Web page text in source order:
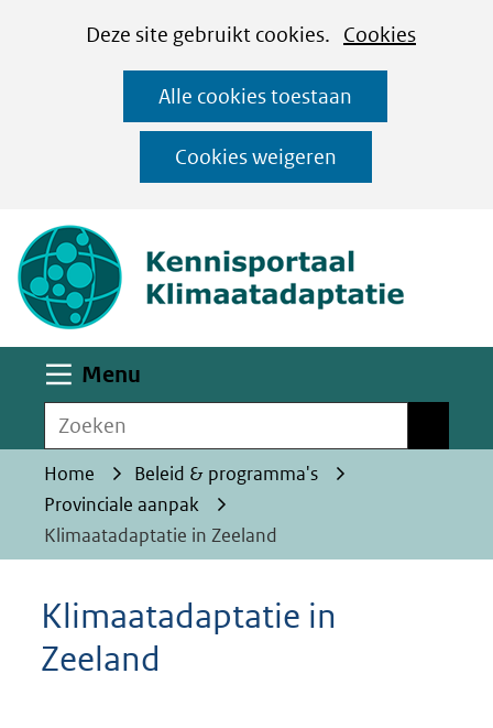
CookiesDeze site gebruikt cookies. Cookies
op
deze
website
worden
toegestaan
geweigerd.
Alle cookies toestaan
Cookies weigeren
Ga
naar
de
inhoud
Menu
Zoeken
Home
Beleid & programma's
Provinciale aanpak
Klimaatadaptatie in Zeeland
Klimaatadaptatie in
Zeeland